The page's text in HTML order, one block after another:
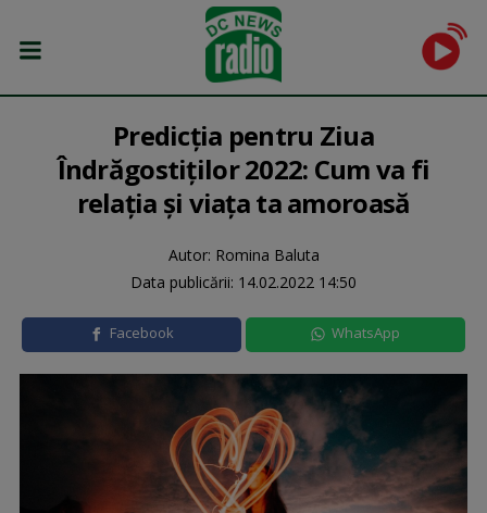
Predicția pentru Ziua
Îndrăgostiților 2022: Cum va fi
relația și viața ta amoroasă
Autor: Romina Baluta
Data publicării: 14.02.2022 14:50
Facebook WhatsApp